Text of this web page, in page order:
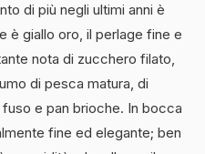
di più negli ultimi anni è
è giallo oro, il perlage fine e
nota di zucchero filato,
di pesca matura, di
e pan brioche. In bocca
fine ed elegante; ben